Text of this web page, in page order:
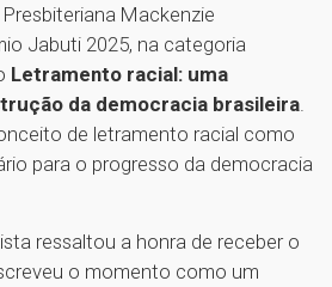
Presbiteriana Mackenzie
Jabuti 2025, na categoria
Letramento racial: uma
da democracia brasileira
de letramento racial como
para o progresso da democracia
ressaltou a honra de receber o
o momento como um